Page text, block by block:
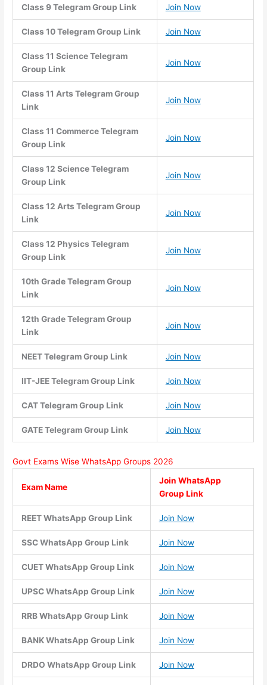
Class 9 Telegram Group Link Join Now
Class 10 Telegram Group Link Join Now
Class 11 Science Telegram
Group Link
Join Now
Class 11 Arts Telegram Group
Link
Join Now
Class 11 Commerce Telegram
Group Link
Join Now
Class 12 Science Telegram
Group Link
Join Now
Class 12 Arts Telegram Group
Link
Join Now
Class 12 Physics Telegram
Group Link
Join Now
10th Grade Telegram Group
Link
Join Now
12th Grade Telegram Group
Link
Join Now
NEET Telegram Group Link Join Now
IIT-JEE Telegram Group Link Join Now
CAT Telegram Group Link Join Now
GATE Telegram Group Link Join Now
Govt Exams Wise WhatsApp Groups 2026
Exam Name
Join WhatsApp
Group Link
REET WhatsApp Group Link Join Now
SSC WhatsApp Group Link Join Now
CUET WhatsApp Group Link Join Now
UPSC WhatsApp Group Link Join Now
RRB WhatsApp Group Link Join Now
BANK WhatsApp Group Link Join Now
DRDO WhatsApp Group Link Join Now